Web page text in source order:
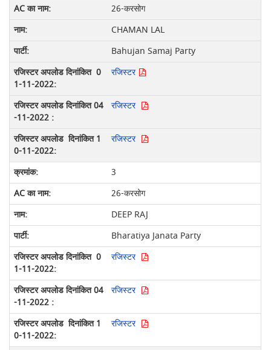
26-करसोग
CHAMAN LAL
Bahujan Samaj Party
रजिस्टर
रजिस्टर
रजिस्टर
3
26-करसोग
DEEP RAJ
Bharatiya Janata Party
रजिस्टर
रजिस्टर
रजिस्टर